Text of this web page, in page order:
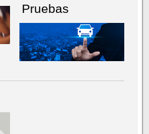
Pruebas